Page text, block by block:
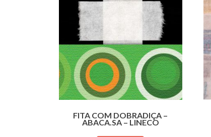
FITA COM DOBRADIÇA –
ABACA.SA – LINECO